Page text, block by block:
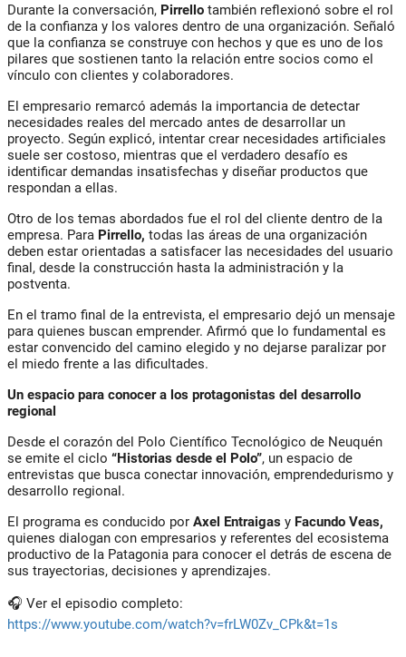
Durante la conversación, Pirrello también reflexionó sobre el rol
de la confianza y los valores dentro de una organización. Señaló
que la confianza se construye con hechos y que es uno de los
pilares que sostienen tanto la relación entre socios como el
vínculo con clientes y colaboradores.
El empresario remarcó además la importancia de detectar
necesidades reales del mercado antes de desarrollar un
proyecto. Según explicó, intentar crear necesidades artificiales
suele ser costoso, mientras que el verdadero desafío es
identificar demandas insatisfechas y diseñar productos que
respondan a ellas.
Otro de los temas abordados fue el rol del cliente dentro de la
empresa. Para Pirrello, todas las áreas de una organización
deben estar orientadas a satisfacer las necesidades del usuario
final, desde la construcción hasta la administración y la
postventa.
En el tramo final de la entrevista, el empresario dejó un mensaje
para quienes buscan emprender. Afirmó que lo fundamental es
estar convencido del camino elegido y no dejarse paralizar por
el miedo frente a las dificultades.
Un espacio para conocer a los protagonistas del desarrollo
regional
Desde el corazón del Polo Científico Tecnológico de Neuquén
se emite el ciclo “Historias desde el Polo”, un espacio de
entrevistas que busca conectar innovación, emprendedurismo y
desarrollo regional.
El programa es conducido por Axel Entraigas y Facundo Veas,
quienes dialogan con empresarios y referentes del ecosistema
productivo de la Patagonia para conocer el detrás de escena de
sus trayectorias, decisiones y aprendizajes.
🎧 Ver el episodio completo:
https://www.youtube.com/watch?v=frLW0Zv_CPk&t=1s